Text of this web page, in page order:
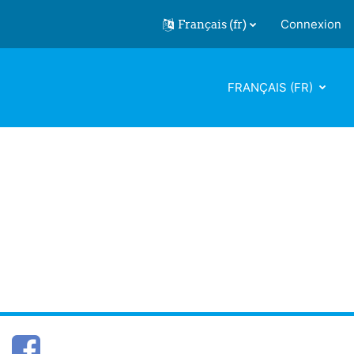
Français ‎(fr)‎ Connexion
FRANÇAIS ‎(FR)‎